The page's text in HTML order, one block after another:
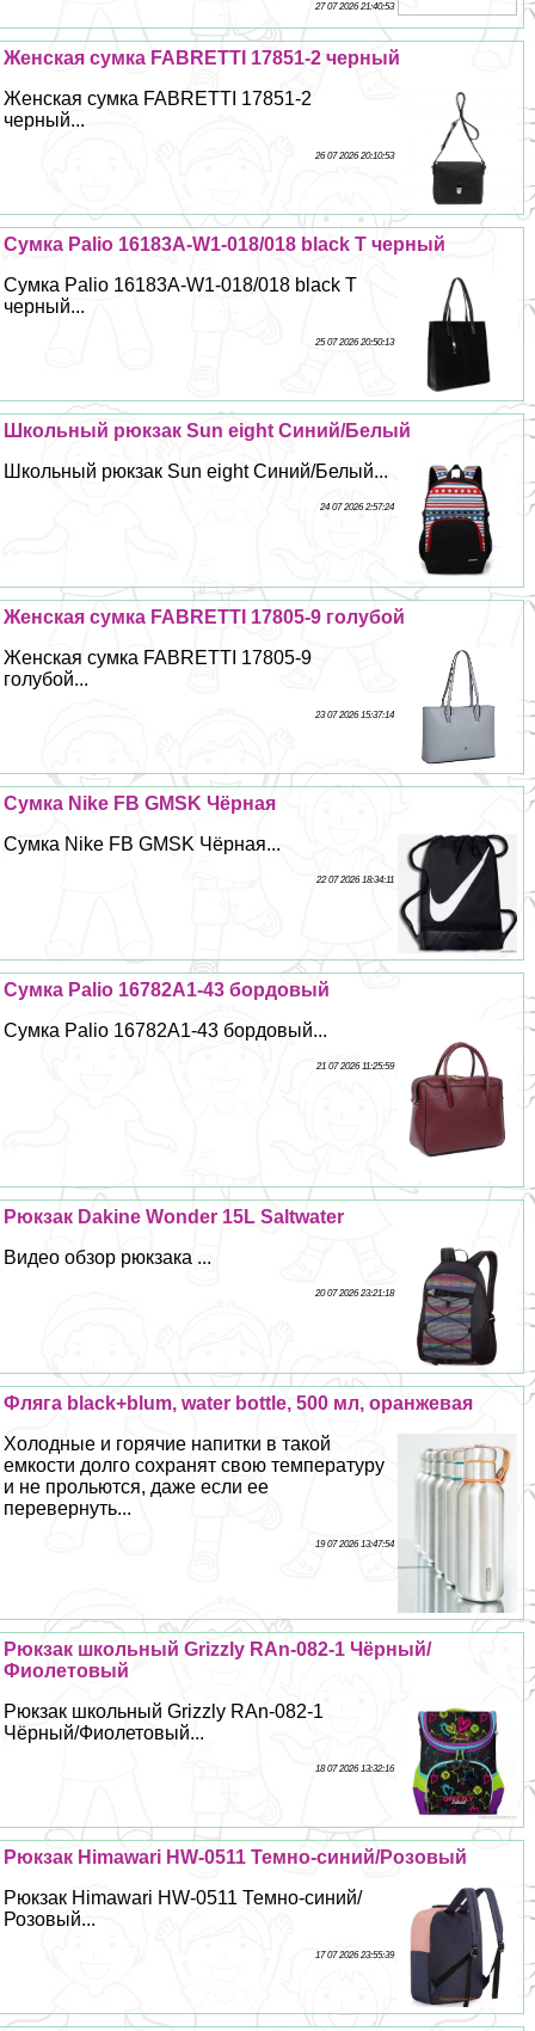
27 07 2026 21:40:53
Женская сумка FABRETTI 17851-2 черный
Женская сумка FABRETTI 17851-2
черный...
26 07 2026 20:10:53
Сумка Palio 16183A-W1-018/018 black T черный
Сумка Palio 16183A-W1-018/018 black T
черный...
25 07 2026 20:50:13
Школьный рюкзак Sun eight Синий/Белый
Школьный рюкзак Sun eight Синий/Белый...
24 07 2026 2:57:24
Женская сумка FABRETTI 17805-9 гoлyбой
Женская сумка FABRETTI 17805-9
гoлyбой...
23 07 2026 15:37:14
Сумка Nike FB GMSK Чёрная
Сумка Nike FB GMSK Чёрная...
22 07 2026 18:34:11
Сумка Palio 16782A1-43 бордовый
Сумка Palio 16782A1-43 бордовый...
21 07 2026 11:25:59
Рюкзак Dakine Wonder 15L Saltwater
Видео обзор рюкзака ...
20 07 2026 23:21:18
Фляга black+blum, water bottle, 500 мл, оранжевая
Холодные и горячие напитки в такой
емкости долго сохранят свою температуру
и не прольются, даже если ее
перевернуть...
19 07 2026 13:47:54
Рюкзак школьный Grizzly RAn-082-1 Чёрный/
Фиолетовый
Рюкзак школьный Grizzly RAn-082-1
Чёрный/Фиолетовый...
18 07 2026 13:32:16
Рюкзак Himawari HW-0511 Темно-синий/Розовый
Рюкзак Himawari HW-0511 Темно-синий/
Розовый...
17 07 2026 23:55:39